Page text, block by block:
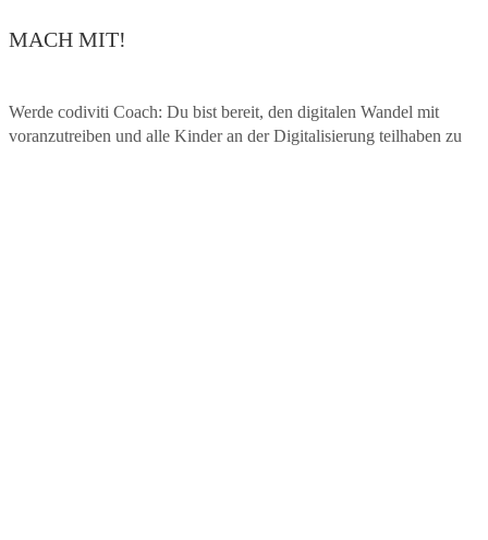
MACH MIT!
Werde codiviti Coach: Du bist bereit, den digitalen Wandel mit
voranzutreiben und alle Kinder an der Digitalisierung teilhaben zu